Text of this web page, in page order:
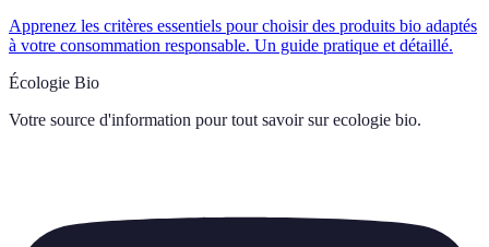
Apprenez les critères essentiels pour choisir des produits bio adaptés
à votre consommation responsable. Un guide pratique et détaillé.
Écologie Bio
Votre source d'information pour tout savoir sur ecologie bio.